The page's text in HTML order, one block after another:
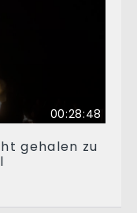
00:28:48
gehalen zu